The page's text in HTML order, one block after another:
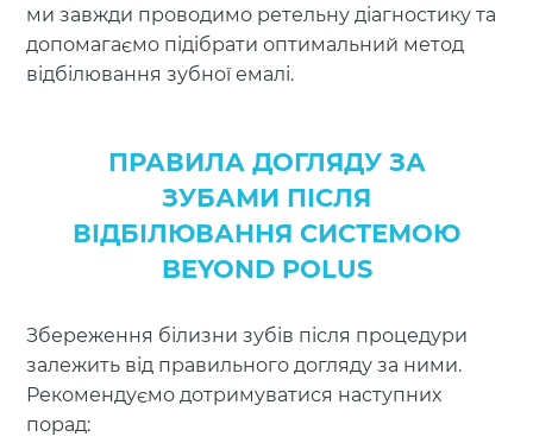
ми завжди проводимо ретельну діагностику та
допомагаємо підібрати оптимальний метод
відбілювання зубної емалі.
ПРАВИЛА ДОГЛЯДУ ЗА
ЗУБАМИ ПІСЛЯ
ВІДБІЛЮВАННЯ СИСТЕМОЮ
BEYOND POLUS
Збереження білизни зубів після процедури
залежить від правильного догляду за ними.
Рекомендуємо дотримуватися наступних
порад: